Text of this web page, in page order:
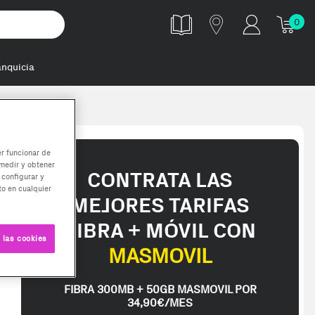
0
CONTRATA LAS
MEJORES TARIFAS
FIBRA + MÓVIL CON
MASMOVIL
FIBRA 300MB + 50GB MASMOVIL POR
34,90€/MES
funcionar de
y obtener
y
en cualquier
cookies